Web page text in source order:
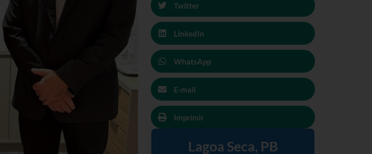
Twitter
LinkedIn
WhatsApp
E-mail
Imprimir
Lagoa Seca, PB